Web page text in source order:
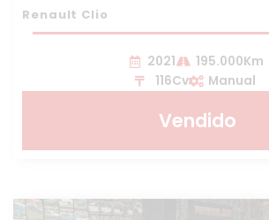
Renault Clio
2021
195.000Km
116Cv
Manual
Vendido